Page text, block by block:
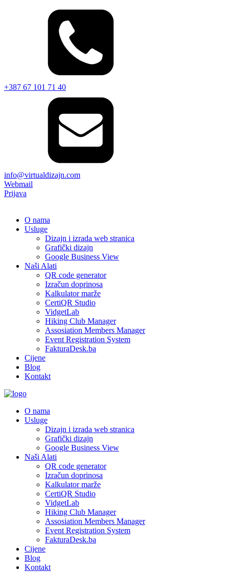
+387 67 101 71 40
info@virtualdizajn.com
Webmail
Prijava
O nama
Usluge
Dizajn i izrada web stranica
Grafički dizajn
Google Business View
Naši Alati
QR code generator
Izračun doprinosa
Kalkulator marže
CertiQR Studio
VidgetLab
Hiking Club Manager
Assosiation Members Manager
Event Registration System
FakturaDesk.ba
Cijene
Blog
Kontakt
O nama
Usluge
Dizajn i izrada web stranica
Grafički dizajn
Google Business View
Naši Alati
QR code generator
Izračun doprinosa
Kalkulator marže
CertiQR Studio
VidgetLab
Hiking Club Manager
Assosiation Members Manager
Event Registration System
FakturaDesk.ba
Cijene
Blog
Kontakt